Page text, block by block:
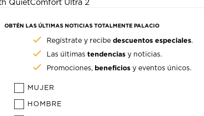
QuietComfort Ultra 2
OBTÉN LAS ÚLTIMAS NOTICIAS TOTALMENTE PALACIO
Regístrate y recibedescuentos especiales.
Las últimastendencias y noticias.
Promociones, beneficios y eventos únicos.
MUJER
HOMBRE